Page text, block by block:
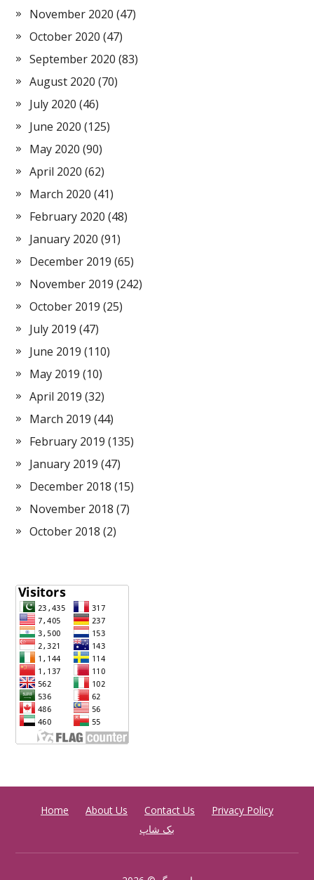
November 2020 (47)
October 2020 (47)
September 2020 (83)
August 2020 (70)
July 2020 (46)
June 2020 (125)
May 2020 (90)
April 2020 (62)
March 2020 (41)
February 2020 (48)
January 2020 (91)
December 2019 (65)
November 2019 (242)
October 2019 (25)
July 2019 (47)
June 2019 (110)
May 2019 (10)
April 2019 (32)
March 2019 (44)
February 2019 (135)
January 2019 (47)
December 2018 (15)
November 2018 (7)
October 2018 (2)
Home About Us Contact Us
Privacy Policy
بک شاپ